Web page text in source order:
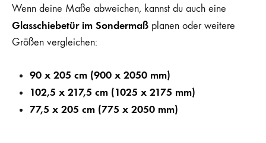
Wenn deine Maße abweichen, kannst du auch eine
Glasschiebetür im Sondermaß planen oder weitere
Größen vergleichen:
90 x 205 cm (900 x 2050 mm)
102,5 x 217,5 cm (1025 x 2175 mm)
77,5 x 205 cm (775 x 2050 mm)